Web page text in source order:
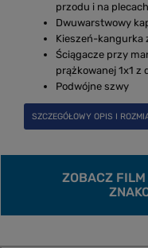
przodu i na plecach
Dwuwarstwowy
Kieszeń-kangurka
Ściągacze przy
prążkowanej 1x1 z
Podwójne szwy
SZCZEGÓŁOWY OPIS I
ZOBACZ